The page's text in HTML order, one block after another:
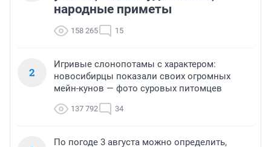
народные приметы
158 265 15
2
Игривые слонопотамы с характером:
новосибирцы показали своих огромных
мейн-кунов — фото суровых питомцев
137 792 34
По погоде 3 августа можно определить,